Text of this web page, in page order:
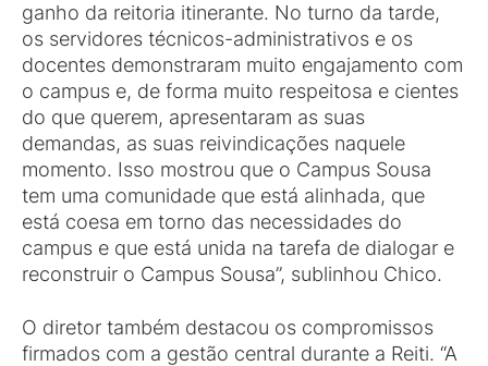
ganho da reitoria itinerante. No turno da tarde,
os servidores técnicos-administrativos e os
docentes demonstraram muito engajamento com
o campus e, de forma muito respeitosa e cientes
do que querem, apresentaram as suas
demandas, as suas reivindicações naquele
momento. Isso mostrou que o Campus Sousa
tem uma comunidade que está alinhada, que
está coesa em torno das necessidades do
campus e que está unida na tarefa de dialogar e
reconstruir o Campus Sousa”, sublinhou Chico.
O diretor também destacou os compromissos
firmados com a gestão central durante a Reiti. “A